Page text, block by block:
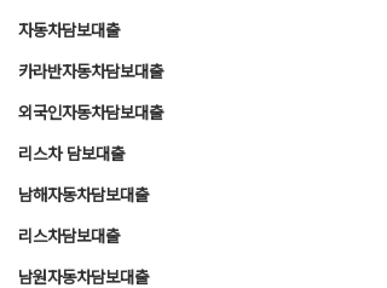
자동차담보대출
카라반자동차담보대출
외국인자동차담보대출
리스차 담보대출
남해자동차담보대출
리스차담보대출
남원자동차담보대출